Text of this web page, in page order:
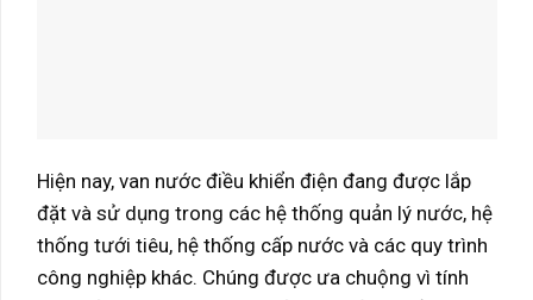
Hiện nay, van nước điều khiển điện đang được lắp
đặt và sử dụng trong các hệ thống quản lý nước, hệ
thống tưới tiêu, hệ thống cấp nước và các quy trình
công nghiệp khác. Chúng được ưa chuộng vì tính